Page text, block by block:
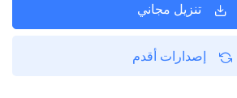
تنزيل مجاني
إصدارات أقدم